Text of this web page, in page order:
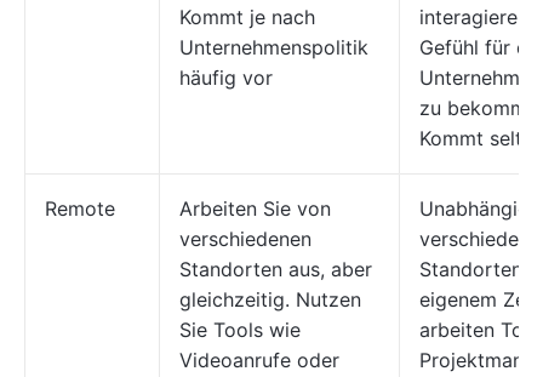
Kommt je nach
Unternehmenspolitik
häufig vor
interagieren
Gefühl für die
zu
Kommt
Remote
Arbeiten Sie von
verschiedenen
Standorten aus, aber
gleichzeitig. Nutzen
Sie Tools wie
Videoanrufe oder
Unabhängig
Standorten
eigenem
arbeiten